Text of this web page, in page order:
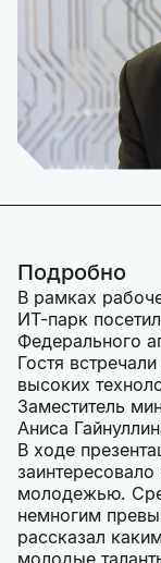
Подробно
В рамках
ИТ-парк
Федерального
Гостя
высоких
Заместитель
Аниса
В ходе
молодежью.
немногим
рассказал
молодые